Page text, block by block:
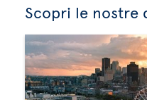
Scopri le nostre